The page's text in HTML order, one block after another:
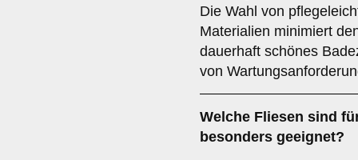
Die Wahl von
Materialien minimiert
dauerhaft schönes
von
Welche Fliesen sind
besonders geeignet?